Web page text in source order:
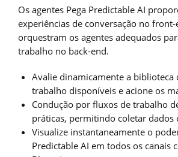
Os agentes Pega Predictable AI
experiências de conversação no
orquestram os agentes adequados
trabalho no back-end.
Avalie dinamicamente a biblioteca
trabalho disponíveis e acione os
Condução por fluxos de trabalho
práticas, permitindo coletar dados
Visualize instantaneamente o
Predictable AI em todos os canais